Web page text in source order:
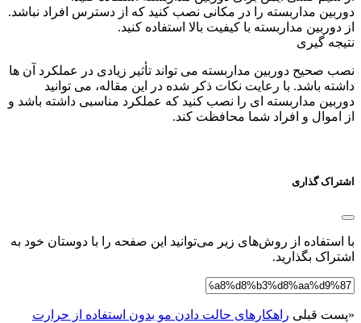
دوربین مداربسته را در مکانی نصب کنید که از دسترس افراد نباشد.
از دوربین مداربسته با کیفیت بالا استفاده کنید.
نتیجه گیری
نصب صحیح دوربین مداربسته می تواند تأثیر زیادی در عملکرد آن ها
داشته باشد. با رعایت نکات ذکر شده در این مقاله، می توانید
دوربین مداربسته ای را نصب کنید که عملکرد مناسبی داشته باشد و
از اموال و افراد شما محافظت کند.
اشتراک گذاری
با استفاده از روش‌های زیر می‌توانید این صفحه را با دوستان خود به
اشتراک بگذارید.
«پست قبلی راهکارهای حالت دادن مو بدون استفاده از حرارت